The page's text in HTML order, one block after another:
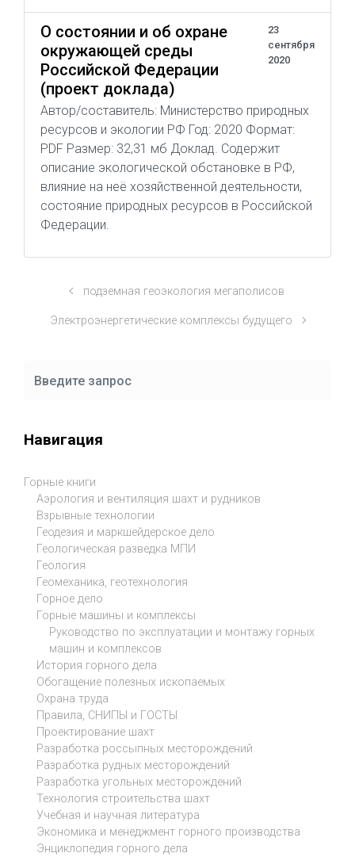
О состоянии и об охране
окружающей среды
Российской Федерации
(проект доклада)
23
сентября
2020
Автор/составитель: Министерство природных
ресурсов и экологии РФ Год: 2020 Формат:
PDF Размер: 32,31 мб Доклад. Содержит
описание экологической обстановке в РФ,
влияние на неё хозяйственной деятельности,
состояние природных ресурсов в Российской
Федерации.
подземная геоэкология мегаполисов
Электроэнергетические комплексы будущего
Навигация
Горные книги
Аэрология и вентиляция шахт и рудников
Взрывные технологии
Геодезия и маркшейдерское дело
Геологическая разведка МПИ
Геология
Геомеханика, геотехнология
Горное дело
Горные машины и комплексы
Руководство по эксплуатации и монтажу горных
машин и комплексов
История горного дела
Обогащение полезных ископаемых
Охрана труда
Правила, СНИПЫ и ГОСТЫ
Проектирование шахт
Разработка россыпных месторождений
Разработка рудных месторождений
Разработка угольных месторождений
Технология строительства шахт
Учебная и научная литература
Экономика и менеджмент горного производства
Энциклопедия горного дела